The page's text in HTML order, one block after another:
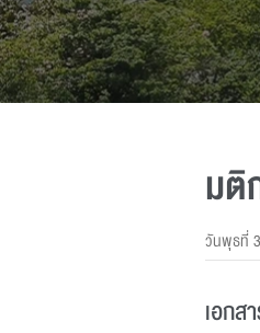
มติ
วันพุธที่
เอกส